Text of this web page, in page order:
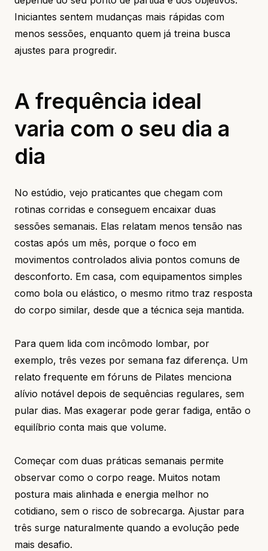
Iniciantes sentem mudanças mais rápidas com
menos sessões, enquanto quem já treina busca
ajustes para progredir.
A frequência ideal
varia com o seu dia a
dia
No estúdio, vejo praticantes que chegam com
rotinas corridas e conseguem encaixar duas
sessões semanais. Elas relatam menos tensão nas
costas após um mês, porque o foco em
movimentos controlados alivia pontos comuns de
desconforto. Em casa, com equipamentos simples
como bola ou elástico, o mesmo ritmo traz resposta
do corpo similar, desde que a técnica seja mantida.
Para quem lida com incômodo lombar, por
exemplo, três vezes por semana faz diferença. Um
relato frequente em fóruns de Pilates menciona
alívio notável depois de sequências regulares, sem
pular dias. Mas exagerar pode gerar fadiga, então o
equilíbrio conta mais que volume.
Começar com duas práticas semanais permite
observar como o corpo reage. Muitos notam
postura mais alinhada e energia melhor no
cotidiano, sem o risco de sobrecarga. Ajustar para
três surge naturalmente quando a evolução pede
mais desafio.